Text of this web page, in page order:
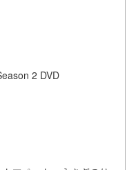
2 DVD